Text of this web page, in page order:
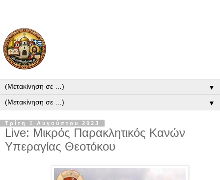
▼
▼
Τρίτη 1 Αυγούστου 2023
Live: Μικρός Παρακλητικός Κανών
Υπεραγίας Θεοτόκου